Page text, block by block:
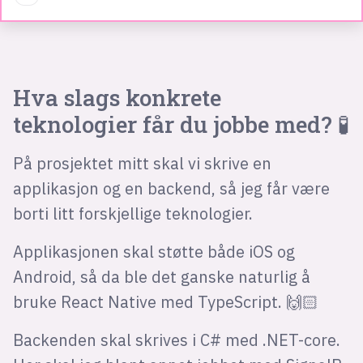
Hva slags konkrete
teknologier får du jobbe med? 🧪
På prosjektet mitt skal vi skrive en
applikasjon og en backend, så jeg får være
borti litt forskjellige teknologier.
Applikasjonen skal støtte både iOS og
Android, så da ble det ganske naturlig å
bruke React Native med TypeScript. 🙌🏻
Backenden skal skrives i C# med .NET-core.